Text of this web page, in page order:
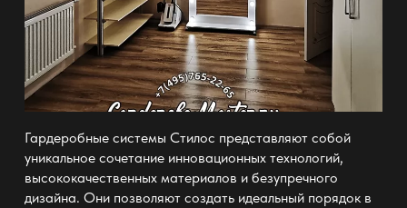
Гардеробные системы Стилос представляют собой
уникальное сочетание инновационных технологий,
высококачественных материалов и безупречного
дизайна. Они позволяют создать идеальный порядок в